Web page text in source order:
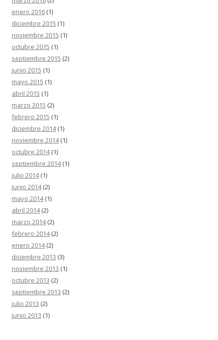
enero 2016 (1)
diciembre 2015 (1)
noviembre 2015 (1)
octubre 2015 (1)
septiembre 2015 (2)
junio 2015 (1)
mayo 2015 (1)
abril 2015 (1)
marzo 2015 (2)
febrero 2015 (1)
diciembre 2014(1)
noviembre 2014(1)
octubre 2014(1)
septiembre 2014(1)
julio 2014(1)
junio 2014(2)
mayo 2014(1)
abril 2014(2)
marzo 2014(2)
febrero 2014(2)
enero 2014(2)
diciembre 2013 (3)
noviembre 2013 (1)
octubre 2013 (2)
septiembre 2013 (2)
julio 2013 (2)
junio 2013 (1)